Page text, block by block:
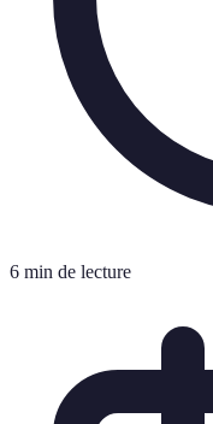
6 min de lecture